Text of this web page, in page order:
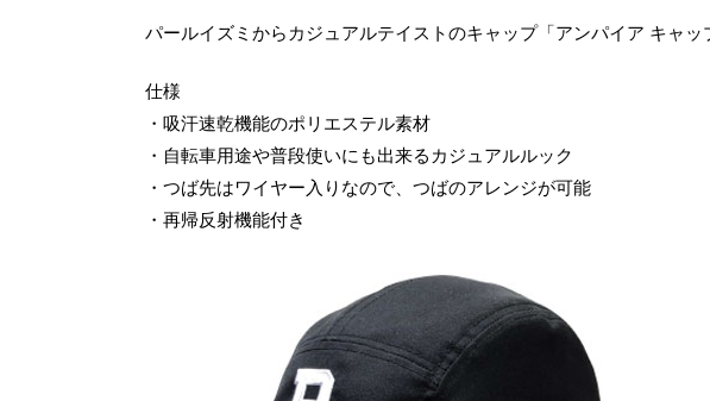
パールイズミからカジュアルテイストのキャップ「アンパイア キャッ
仕様
・吸汗速乾機能のポリエステル素材
・自転車用途や普段使いにも出来るカジュアルルック
・つば先はワイヤー入りなので、つばのアレンジが可能
・再帰反射機能付き